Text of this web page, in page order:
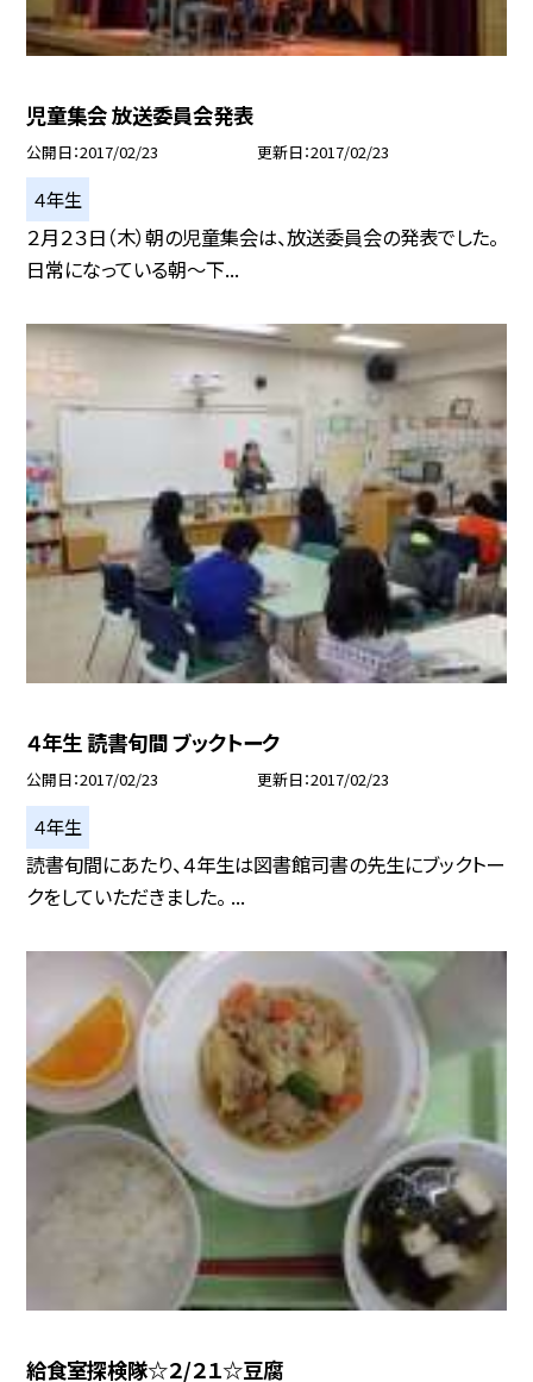
児童集会 放送委員会発表
公開日 2017/02/23 更新日 2017/02/23
４年生
２月２３日（木）朝の児童集会は、放送委員会の発表でした。
日常になっている朝〜下...
４年生 読書旬間 ブックトーク
公開日 2017/02/23 更新日 2017/02/23
４年生
読書旬間にあたり、４年生は図書館司書の先生にブックトー
クをしていただきました。 ...
給食室探検隊☆２/２１☆豆腐